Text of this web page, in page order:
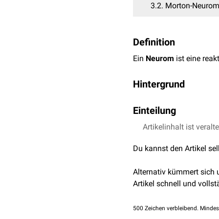
3.2 Morton-Neurom
Definition
Ein Neurom ist eine
Hintergrund
beim traumatischen
Hüllgewebe um neu
Einteilung
Man unterschiedet zwei
Traumatisches Neurom
vollständigen
ist esspindelförmig, am
Artikelinhalt ist
Du kannst den Artikel
Alternativ kümmert sich
Artikel schnell und
500 Zeichen verbleibend.